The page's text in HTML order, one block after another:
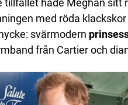
tillfället hade Meghan sitt
med röda
svärmodern
från Cartier och